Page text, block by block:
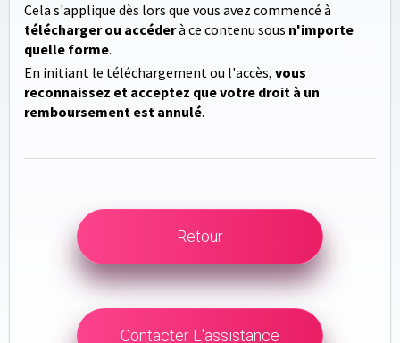
Cela s'applique dès lors que vous avez commencé à
télécharger ou accéderà ce contenu sous n'importe
quelle forme.
En initiant le téléchargement ou l'accès, vous
reconnaissez et acceptez que votre droit à un
remboursement est annulé.
Retour
Contacter L'assistance